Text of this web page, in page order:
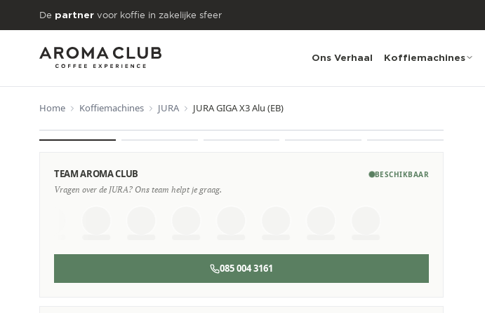
Skip to main content
De partner voor koffie in zakelijke sfeer
Ons Verhaal Koffiemachines
Home Koffiemachines JURA JURA GIGA X3 Alu (EB)
TEAM AROMA CLUB BESCHIKBAAR
Vragen over de JURA? Ons team helpt je graag.
085 004 3161